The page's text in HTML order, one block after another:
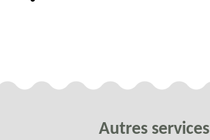
Autres services